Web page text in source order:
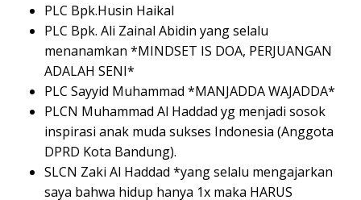
PLC Bpk.Husin Haikal
PLC Bpk. Ali Zainal Abidin yang selalu
menanamkan *MINDSET IS DOA, PERJUANGAN
ADALAH SENI*
PLC Sayyid Muhammad *MANJADDA WAJADDA*
PLCN Muhammad Al Haddad yg menjadi sosok
inspirasi anak muda sukses Indonesia (Anggota
DPRD Kota Bandung).
SLCN Zaki Al Haddad *yang selalu mengajarkan
saya bahwa hidup hanya 1x maka HARUS